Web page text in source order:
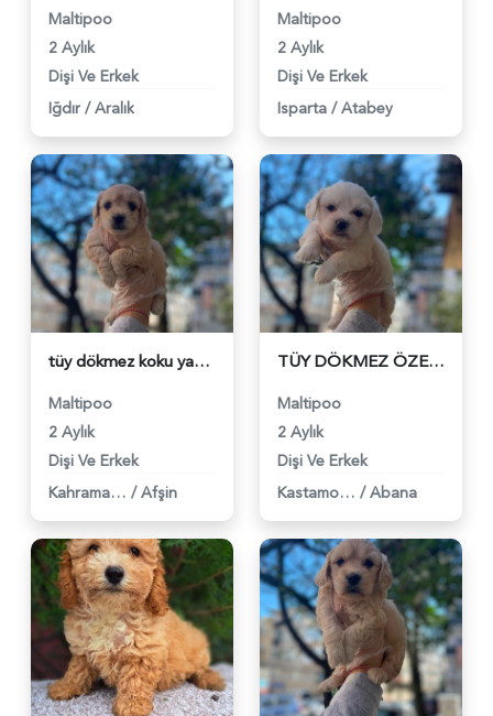
Maltipoo
2 Aylık
Dişi Ve Erkek
Iğdır / Aralık
Maltipoo
2 Aylık
Dişi Ve Erkek
Isparta / Atabey
tüy dökmez koku yapmaz maltipoo bebekler - 6316
Maltipoo
2 Aylık
Dişi Ve Erkek
Kahramanmaraş / Afşin
TÜY DÖKMEZ ÖZELLİKLİ MALTİPOO BEBEKLER - 6317
Maltipoo
2 Aylık
Dişi Ve Erkek
Kastamonu / Abana